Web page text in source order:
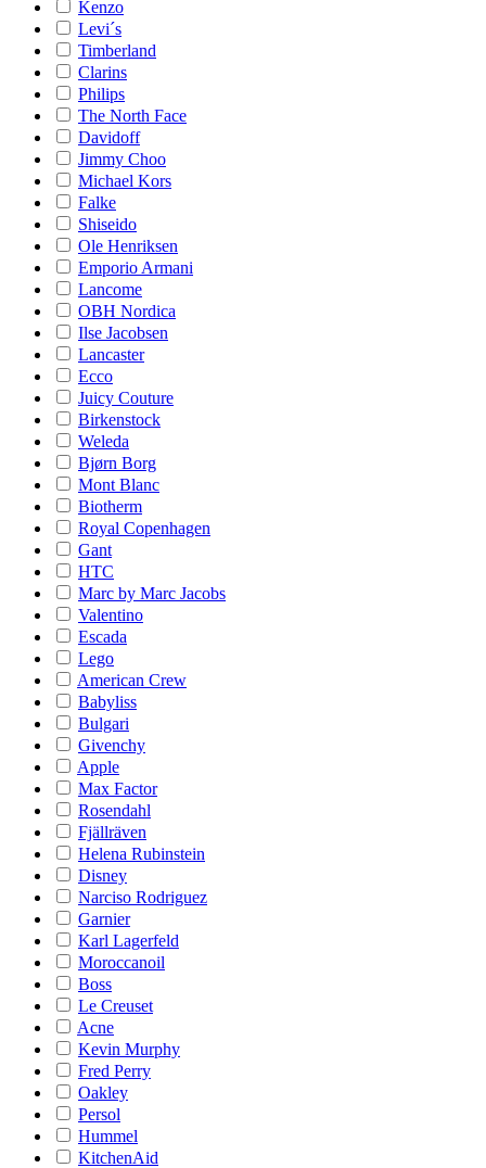
Kenzo
Levi´s
Timberland
Clarins
Philips
The North Face
Davidoff
Jimmy Choo
Michael Kors
Falke
Shiseido
Ole Henriksen
Emporio Armani
Lancome
OBH Nordica
Ilse Jacobsen
Lancaster
Ecco
Juicy Couture
Birkenstock
Weleda
Bjørn Borg
Mont Blanc
Biotherm
Royal Copenhagen
Gant
HTC
Marc by Marc Jacobs
Valentino
Escada
Lego
American Crew
Babyliss
Bulgari
Givenchy
Apple
Max Factor
Rosendahl
Fjällräven
Helena Rubinstein
Disney
Narciso Rodriguez
Garnier
Karl Lagerfeld
Moroccanoil
Boss
Le Creuset
Acne
Kevin Murphy
Fred Perry
Oakley
Persol
Hummel
KitchenAid